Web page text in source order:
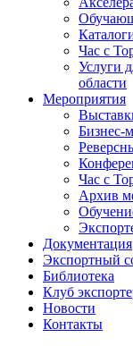
Час с
Услуги
области
Мероприятия
Бизнес-
Час с
Архив
Документация
Экспортный
Библиотека
Клуб
Новости
Контакты